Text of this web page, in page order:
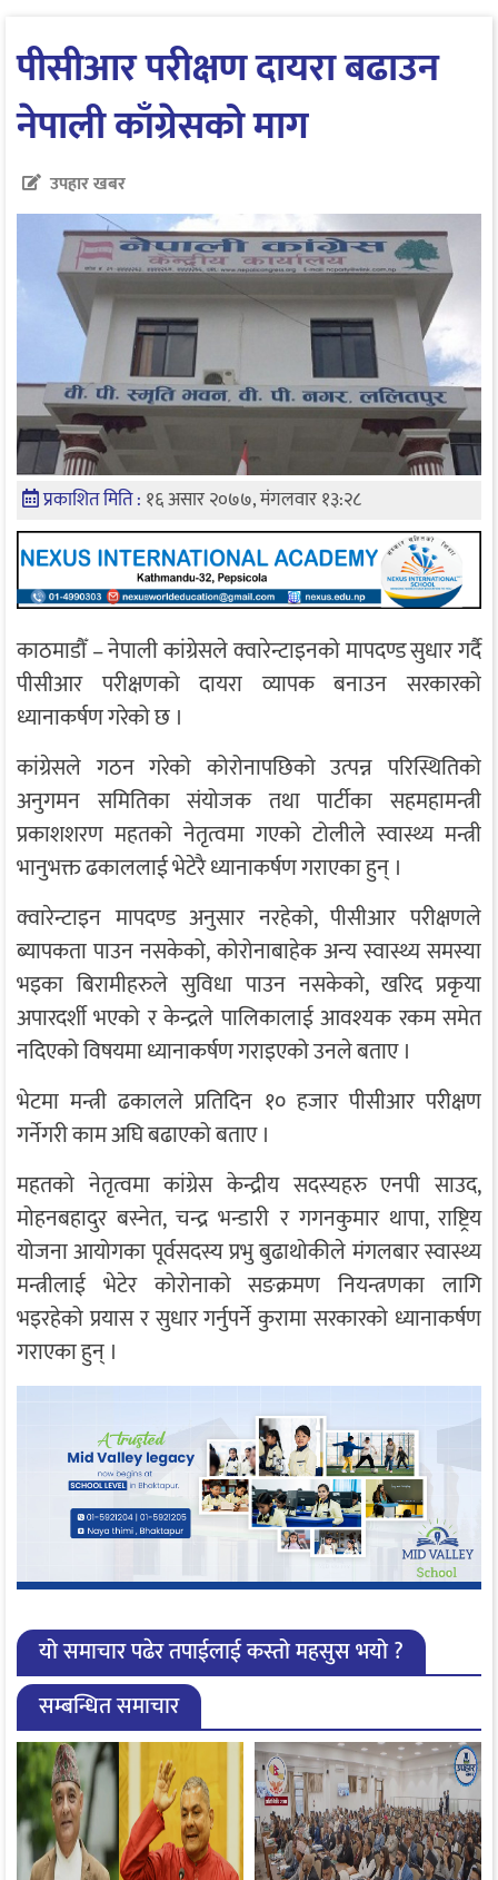
पीसीआर परीक्षण दायरा बढाउन
नेपाली काँग्रेसको माग
उपहार खबर
प्रकाशित मिति : १६ असार २०७७, मंगलवार १३:२८
काठमाडौँ – नेपाली कांग्रेसले क्वारेन्टाइनको मापदण्ड सुधार गर्दै
पीसीआर परीक्षणको दायरा व्यापक बनाउन सरकारको
ध्यानाकर्षण गरेको छ ।
कांग्रेसले गठन गरेको कोरोनापछिको उत्पन्न परिस्थितिको
अनुगमन समितिका संयोजक तथा पार्टीका सहमहामन्त्री
प्रकाशशरण महतको नेतृत्वमा गएको टोलीले स्वास्थ्य मन्त्री
भानुभक्त ढकाललाई भेटेरै ध्यानाकर्षण गराएका हुन् ।
क्वारेन्टाइन मापदण्ड अनुसार नरहेको, पीसीआर परीक्षणले
ब्यापकता पाउन नसकेको, कोरोनाबाहेक अन्य स्वास्थ्य समस्या
भइका बिरामीहरुले सुविधा पाउन नसकेको, खरिद प्रकृया
अपारदर्शी भएको र केन्द्रले पालिकालाई आवश्यक रकम समेत
नदिएको विषयमा ध्यानाकर्षण गराइएको उनले बताए ।
भेटमा मन्त्री ढकालले प्रतिदिन १० हजार पीसीआर परीक्षण
गर्नेगरी काम अघि बढाएको बताए ।
महतको नेतृत्वमा कांग्रेस केन्द्रीय सदस्यहरु एनपी साउद,
मोहनबहादुर बस्नेत, चन्द्र भन्डारी र गगनकुमार थापा, राष्ट्रिय
योजना आयोगका पूर्वसदस्य प्रभु बुढाथोकीले मंगलबार स्वास्थ्य
मन्त्रीलाई भेटेर कोरोनाको सङक्रमण नियन्त्रणका लागि
भइरहेको प्रयास र सुधार गर्नुपर्ने कुरामा सरकारको ध्यानाकर्षण
गराएका हुन् ।
यो समाचार पढेर तपाईलाई कस्तो महसुस भयो ?
सम्बन्धित समाचार